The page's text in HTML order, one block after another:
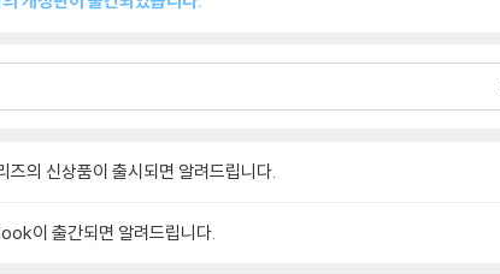
즈의 신상품이 출시되면 알려드립니다.
이 출간되면 알려드립니다.